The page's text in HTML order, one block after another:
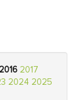
2016 2017
2024 2025